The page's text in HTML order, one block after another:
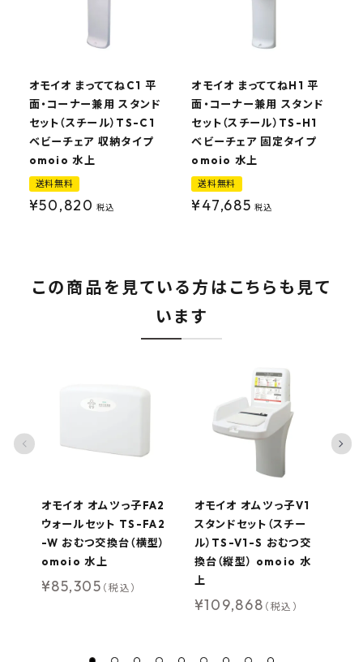
オモイオ まっててねC1 平
面・コーナー兼用 スタンド
セット（スチール）TS-C1
ベビーチェア 収納タイプ
omoio 水上
送料無料
¥50,820 税込
オモイオ まっててねH1 平
面・コーナー兼用 スタンド
セット（スチール）TS-H1
ベビーチェア 固定タイプ
omoio 水上
送料無料
¥47,685 税込
この商品を見ている方はこちらも見て
います
オモイオ オムツっ子FA2
ウォールセット TS-FA2
-W おむつ交換台（横型）
omoio 水上
¥85,305 （税込）
オモイオ オムツっ子V1
スタンドセット（スチー
ル）TS-V1-S おむつ交
換台（縦型） omoio 水
上
¥109,868 （税込）